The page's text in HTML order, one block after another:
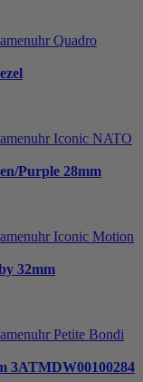
Purple 28mm
32mm
3ATMDW00100284